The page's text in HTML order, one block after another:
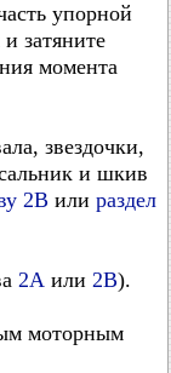
упорной
затяните
момента
звездочки,
и шкив
2В или раздел
2А или 2В).
моторным